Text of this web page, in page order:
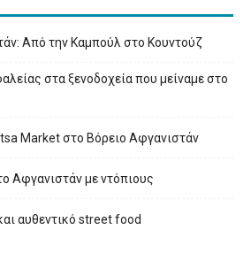
Από την Καμπούλ στο Κουντούζ
στα ξενοδοχεία που μείναμε στο
Market στο Βόρειο Αφγανιστάν
Αφγανιστάν με ντόπιους
αυθεντικό street food